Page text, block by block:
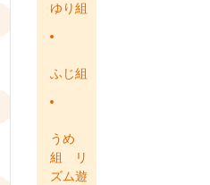
ゆり組
ふじ組
うめ
組 リ
ズム遊